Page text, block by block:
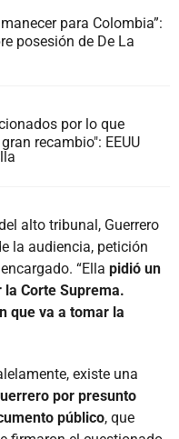
para Colombia”:
posesión de De La
por lo que
recambio": EEUU
alto tribunal, Guerrero
la audiencia, petición
“Ella pidió un
Corte Suprema.
que va a tomar la
existe una
por presunto
público, que